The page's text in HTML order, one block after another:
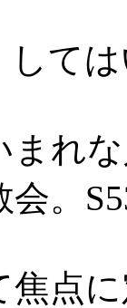
て
まれ
。
焦点